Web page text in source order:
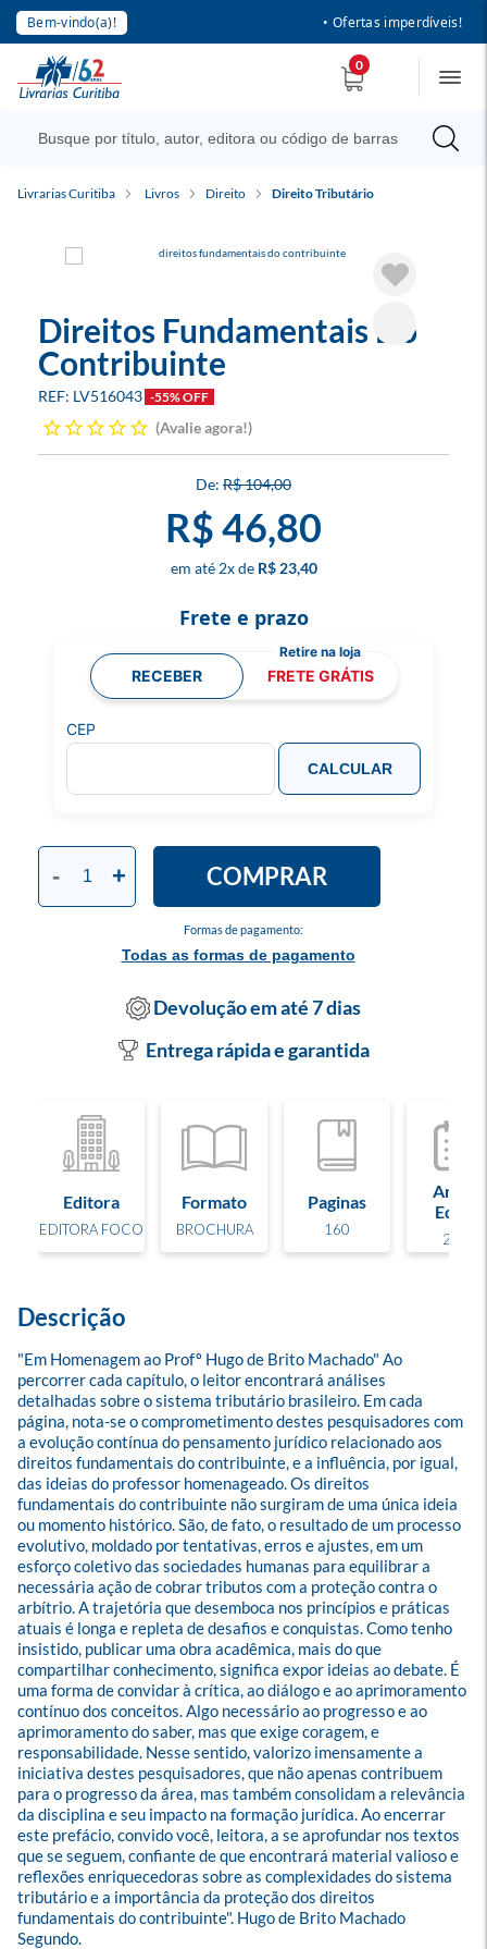
Bem-vindo(a)! • Ofertas imperdíveis!
0
Livrarias Curitiba Livros Direito Direito Tributário
Direitos Fundamentais Do
Contribuinte
LV516043 -55% OFF
Avalie agora!
R$ 104,00
R$ 46,80
2x R$ 23,40
Formas de pagamento:
Todas as formas de pagamento
- + COMPRAR
Frete e prazo
RECEBER FRETE GRÁTIS
CEP
CALCULAR
Devolução em até 7 dias
Entrega rápida e garantida
Editora
EDITORA FOCO
Formato
BROCHURA
Paginas
160
Ano de
Edição
2024
Descrição
"Em Homenagem ao Profº Hugo de Brito Machado" Ao
percorrer cada capítulo, o leitor encontrará análises
detalhadas sobre o sistema tributário brasileiro. Em cada
página, nota-se o comprometimento destes pesquisadores com
a evolução contínua do pensamento jurídico relacionado aos
direitos fundamentais do contribuinte, e a influência, por igual,
das ideias do professor homenageado. Os direitos
fundamentais do contribuinte não surgiram de uma única ideia
ou momento histórico. São, de fato, o resultado de um processo
evolutivo, moldado por tentativas, erros e ajustes, em um
esforço coletivo das sociedades humanas para equilibrar a
necessária ação de cobrar tributos com a proteção contra o
arbítrio. A trajetória que desemboca nos princípios e práticas
atuais é longa e repleta de desafios e conquistas. Como tenho
insistido, publicar uma obra acadêmica, mais do que
compartilhar conhecimento, significa expor ideias ao debate. É
uma forma de convidar à crítica, ao diálogo e ao aprimoramento
contínuo dos conceitos. Algo necessário ao progresso e ao
aprimoramento do saber, mas que exige coragem, e
responsabilidade. Nesse sentido, valorizo imensamente a
iniciativa destes pesquisadores, que não apenas contribuem
para o progresso da área, mas também consolidam a relevância
da disciplina e seu impacto na formação jurídica. Ao encerrar
este prefácio, convido você, leitora, a se aprofundar nos textos
que se seguem, confiante de que encontrará material valioso e
reflexões enriquecedoras sobre as complexidades do sistema
tributário e a importância da proteção dos direitos
fundamentais do contribuinte". Hugo de Brito Machado
Segundo.